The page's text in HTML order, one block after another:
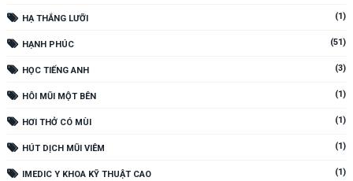
HẠ THẮNG LƯỠI (1)
HẠNH PHÚC (51)
HỌC TIẾNG ANH (3)
HÔI MŨI MỘT BÊN (1)
HƠI THỞ CÓ MÙI (1)
HÚT DỊCH MŨI VIÊM (1)
IMEDIC Y KHOA KỸ THUẬT CAO (1)